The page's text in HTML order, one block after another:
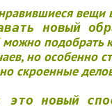
вещи
новый
можно подобрать
но особенно
скроенные
это новый